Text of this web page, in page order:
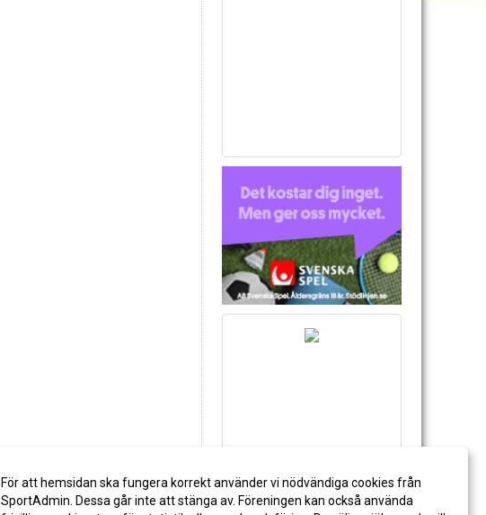
För att hemsidan ska fungera korrekt använder vi nödvändiga cookies från
SportAdmin. Dessa går inte att stänga av. Föreningen kan också använda